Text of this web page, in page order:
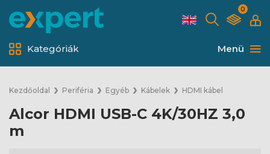
0
Menü
Kategóriák
Kezdőoldal Periféria Egyéb Kábelek HDMI kábel
Alcor HDMI USB-C 4K/30HZ 3,0
m